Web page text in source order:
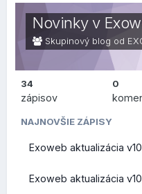
oblasti IT), v druhej sekcii
bežnej používateľskej
Novinky v
Skupinový blog od
34
zápisov
0
NAJNOVŠIE ZÁPISY
Exoweb aktualizácia
Exoweb aktualizácia